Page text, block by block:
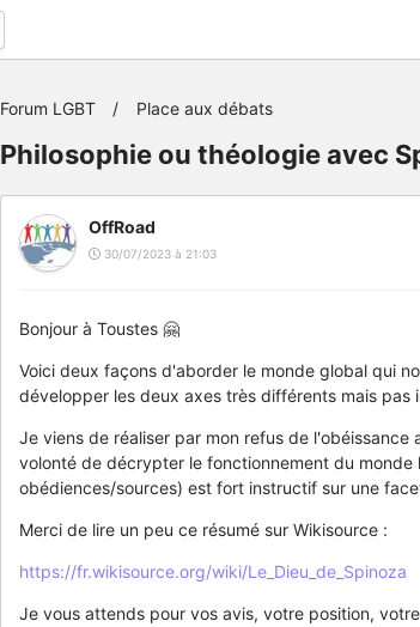
Forum LGBT Place aux débats
Philosophie ou théologie avec
OffRoad
30/07/2023 à 21:03
Bonjour à Toustes 🤗
Voici deux façons d'aborder le monde global qui
développer les deux axes très différents mais pas
Je viens de réaliser par mon refus de
volonté de décrypter le fonctionnement du
obédiences/sources) est fort instructif sur une
Merci de lire un peu ce résumé sur Wikisource :
https://fr.wikisource.org/wiki/Le_Dieu_de_Spinoza
Je vous attends pour vos avis, votre position,